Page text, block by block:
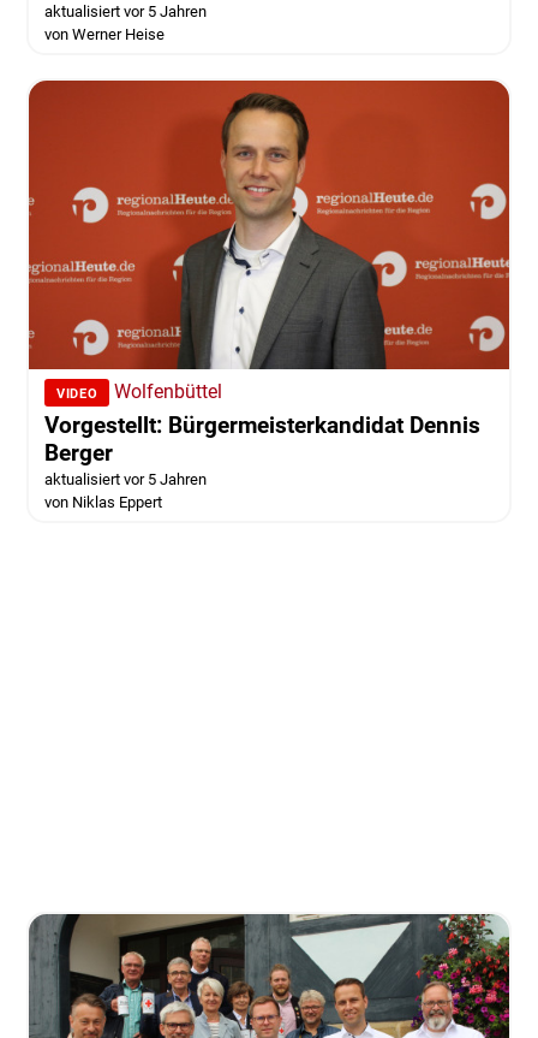
aktualisiert vor 5 Jahren
von Werner Heise
VIDEO Wolfenbüttel
Vorgestellt: Bürgermeisterkandidat Dennis
Berger
aktualisiert vor 5 Jahren
von Niklas Eppert